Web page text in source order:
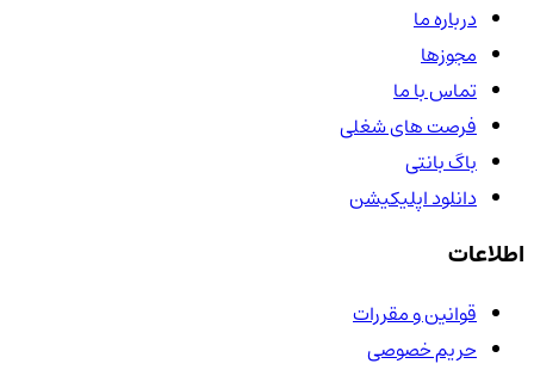
درباره ما
مجوزها
تماس با ما
فرصت های شغلی
باگ بانتی
دانلود اپلیکیشن
اطلاعات
قوانین و مقررات
حریم خصوصی